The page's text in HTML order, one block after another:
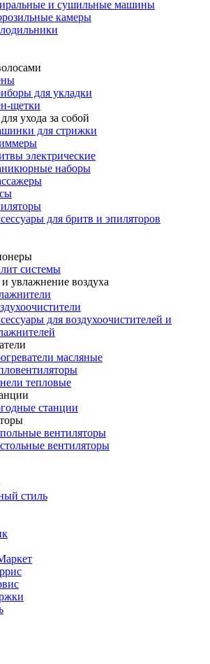
и сушильные машины
камеры
для укладки
щетки
ухода за собой
для стрижки
электрические
наборы
для бритв и эпиляторов
системы
увлажнение воздуха
для воздухоочистителей и
масляные
тепловые
станции
вентиляторы
вентиляторы
стиль